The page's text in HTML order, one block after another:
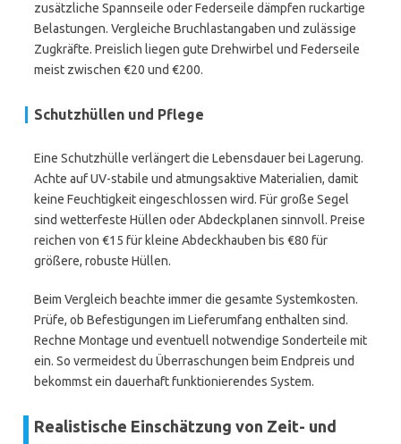
zusätzliche Spannseile oder Federseile dämpfen ruckartige
Belastungen. Vergleiche Bruchlastangaben und zulässige
Zugkräfte. Preislich liegen gute Drehwirbel und Federseile
meist zwischen €20 und €200.
Schutzhüllen und Pflege
Eine Schutzhülle verlängert die Lebensdauer bei Lagerung.
Achte auf UV-stabile und atmungsaktive Materialien, damit
keine Feuchtigkeit eingeschlossen wird. Für große Segel
sind wetterfeste Hüllen oder Abdeckplanen sinnvoll. Preise
reichen von €15 für kleine Abdeckhauben bis €80 für
größere, robuste Hüllen.
Beim Vergleich beachte immer die gesamte Systemkosten.
Prüfe, ob Befestigungen im Lieferumfang enthalten sind.
Rechne Montage und eventuell notwendige Sonderteile mit
ein. So vermeidest du Überraschungen beim Endpreis und
bekommst ein dauerhaft funktionierendes System.
Realistische Einschätzung von Zeit- und